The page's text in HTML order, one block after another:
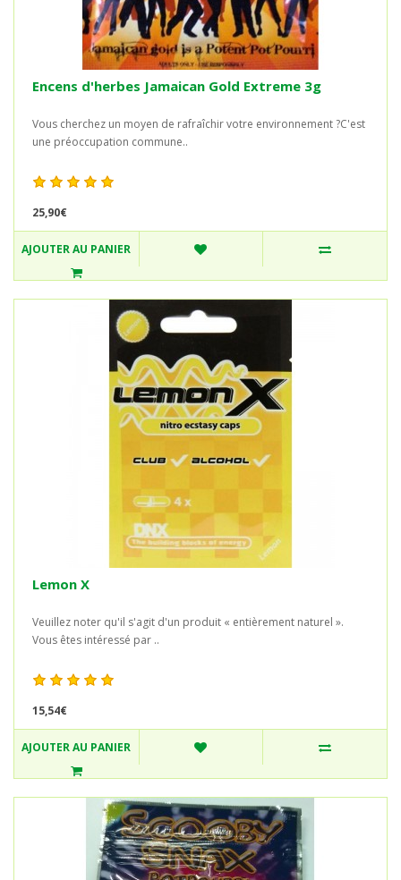
Encens d'herbes Jamaican Gold Extreme 3g
Vous cherchez un moyen de rafraîchir votre environnement ?C'est
une préoccupation commune..
25,90€
AJOUTER AU PANIER
Lemon X
Veuillez noter qu'il s'agit d'un produit « entièrement naturel ».
Vous êtes intéressé par ..
15,54€
AJOUTER AU PANIER